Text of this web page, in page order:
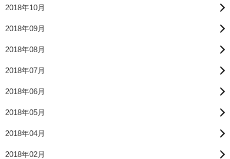
2018年10月
2018年09月
2018年08月
2018年07月
2018年06月
2018年05月
2018年04月
2018年02月